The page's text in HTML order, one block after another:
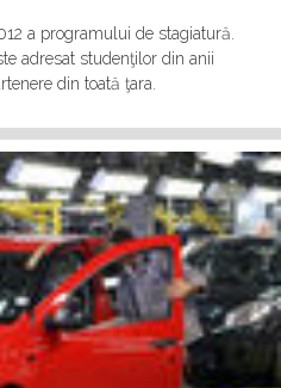
a programului de stagiatură.
adresat studenţilor din anii
din toată ţara.